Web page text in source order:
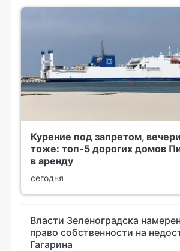
Курение под запретом,
тоже: топ-5 дорогих домов
в аренду
сегодня
Власти Зеленоградска
право собственности на
Гагарина